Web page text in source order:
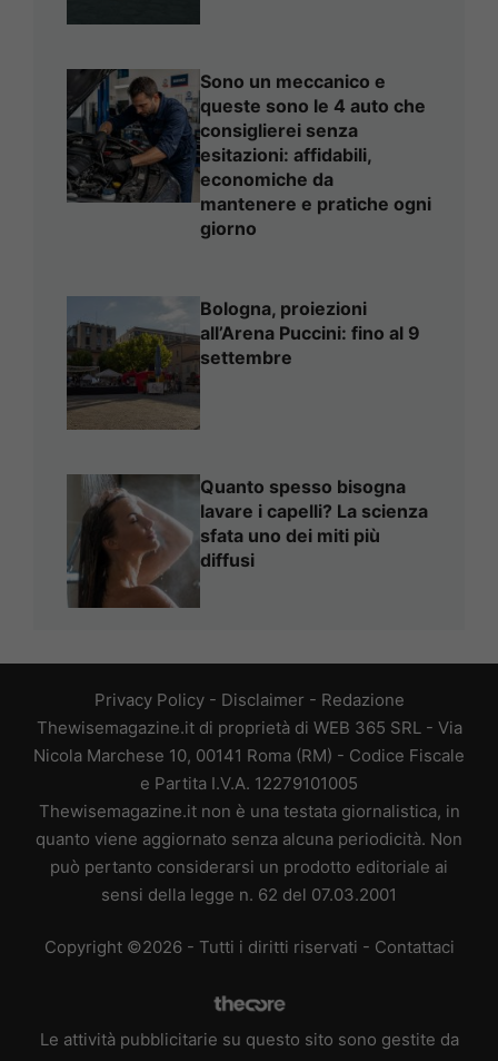
Sono un meccanico e
queste sono le 4 auto che
consiglierei senza
esitazioni: affidabili,
economiche da
mantenere e pratiche ogni
giorno
Bologna, proiezioni
all’Arena Puccini: fino al 9
settembre
Quanto spesso bisogna
lavare i capelli? La scienza
sfata uno dei miti più
diffusi
Privacy Policy- Disclaimer - Redazione
Thewisemagazine.it di proprietà di WEB 365 SRL - Via
Nicola Marchese 10, 00141 Roma (RM) - Codice Fiscale
e Partita I.V.A. 12279101005
Thewisemagazine.it non è una testata giornalistica, in
quanto viene aggiornato senza alcuna periodicità. Non
può pertanto considerarsi un prodotto editoriale ai
sensi della legge n. 62 del 07.03.2001
Copyright ©2026 - Tutti i diritti riservati - Contattaci
Le attività pubblicitarie su questo sito sono gestite da